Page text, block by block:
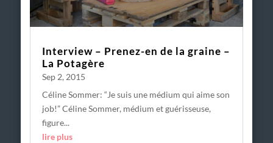
Interview – Prenez-en de la graine –
La Potagère
Sep 2, 2015
Céline Sommer: “Je suis une médium qui aime son
job!” Céline Sommer, médium et guérisseuse,
figure...
lire plus